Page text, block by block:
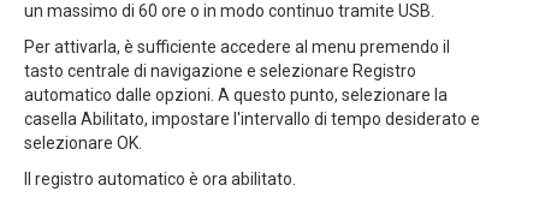
un massimo di 60 ore o in modo continuo tramite USB.
Per attivarla, è sufficiente accedere al menu premendo il
tasto centrale di navigazione e selezionare Registro
automatico dalle opzioni. A questo punto, selezionare la
casella Abilitato, impostare l'intervallo di tempo desiderato e
selezionare OK.
Il registro automatico è ora abilitato.